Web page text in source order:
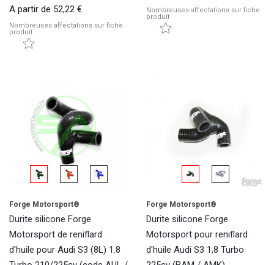
A partir de 52,22 €
Nombreuses affectations sur fiche
produit
Nombreuses affectations sur fiche
produit
Forge Motorsport®
Durite silicone Forge
Motorsport de reniflard
d'huile pour Audi S3 (8L) 1.8
Forge Motorsport®
Durite silicone Forge
Motorsport pour reniflard
d'huile Audi S3 1,8 Turbo